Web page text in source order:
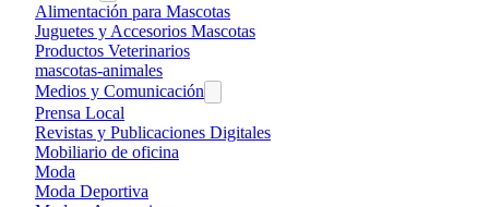
Alimentación para Mascotas
Juguetes y Accesorios Mascotas
Productos Veterinarios
mascotas-animales
Medios y Comunicación
Prensa Local
Revistas y Publicaciones Digitales
Mobiliario de oficina
Moda
Moda Deportiva